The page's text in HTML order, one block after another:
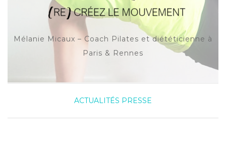
Mélanie Micaux – Coach Pilates et diététicienne à
Paris & Rennes
ACTUALITÉS PRESSE